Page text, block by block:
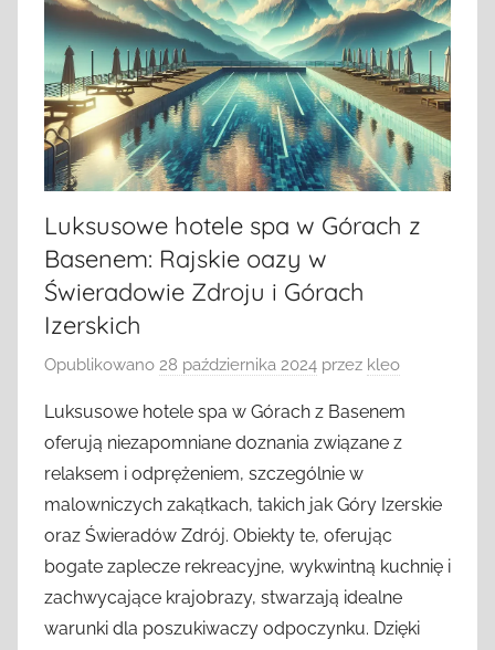
Luksusowe hotele spa w Górach z
Basenem: Rajskie oazy w
Świeradowie Zdroju i Górach
Izerskich
Opublikowano 28 października 2024 przez kleo
Luksusowe hotele spa w Górach z Basenem
oferują niezapomniane doznania związane z
relaksem i odprężeniem, szczególnie w
malowniczych zakątkach, takich jak Góry Izerskie
oraz Świeradów Zdrój. Obiekty te, oferując
bogate zaplecze rekreacyjne, wykwintną kuchnię i
zachwycające krajobrazy, stwarzają idealne
warunki dla poszukiwaczy odpoczynku. Dzięki